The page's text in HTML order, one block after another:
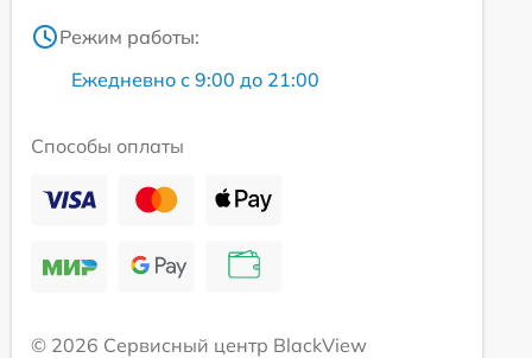
Режим работы:
Ежедневно с 9:00 до 21:00
Способы оплаты
© 2026 Сервисный центр BlackView